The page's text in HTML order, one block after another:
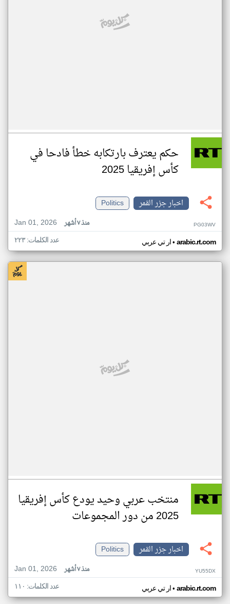
حكم يعترف بارتكابه خطأ فادحا في
كأس إفريقيا 2025
اخبار جزر القمر
Politics
Jan 01, 2026
منذ ٧ أشهر PG03WV
ار تي عربي• arabic.rt.com عدد الكلمات: ٢٢٣
منتخب عربي وحيد يودع كأس إفريقيا
2025 من دور المجموعات
اخبار جزر القمر
Politics
Jan 01, 2026
منذ ٧ أشهر YU55DX
ار تي عربي• arabic.rt.com عدد الكلمات: ١١٠